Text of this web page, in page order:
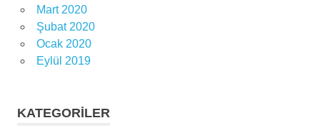
Mart 2020
Şubat 2020
Ocak 2020
Eylül 2019
KATEGORILER